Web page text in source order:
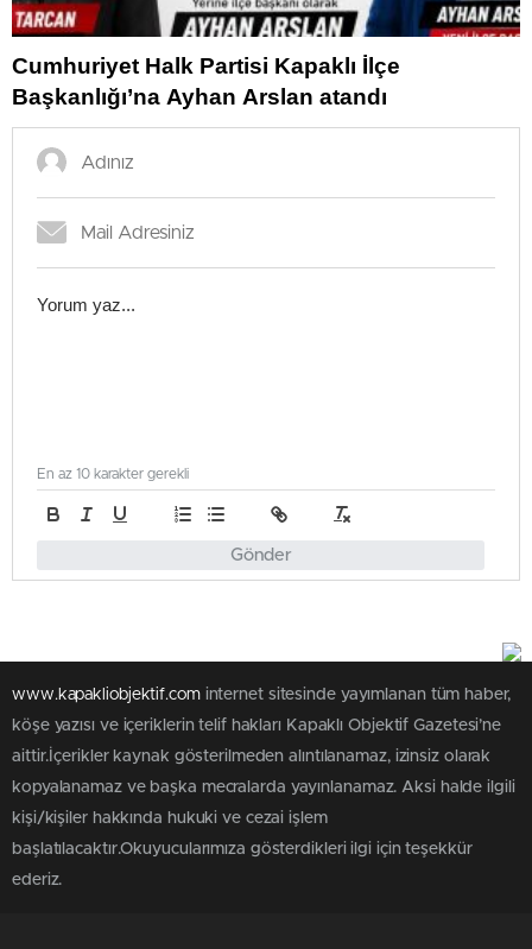
Cumhuriyet Halk Partisi Kapaklı İlçe
Başkanlığı’na Ayhan Arslan atandı
Gönder
En az 10 karakter gerekli
www.kapakliobjektif.cominternet sitesinde yayımlanan tüm haber,
köşe yazısı ve içeriklerin telif hakları Kapaklı Objektif Gazetesi’ne
aittir.İçerikler kaynak gösterilmeden alıntılanamaz, izinsiz olarak
kopyalanamaz ve başka mecralarda yayınlanamaz. Aksi halde ilgili
kişi/kişiler hakkında hukuki ve cezai işlem
başlatılacaktır.Okuyucularımıza gösterdikleri ilgi için teşekkür
ederiz.